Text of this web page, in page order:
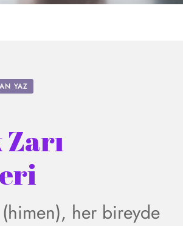
YAZ
Zarı
(himen), her bireyde